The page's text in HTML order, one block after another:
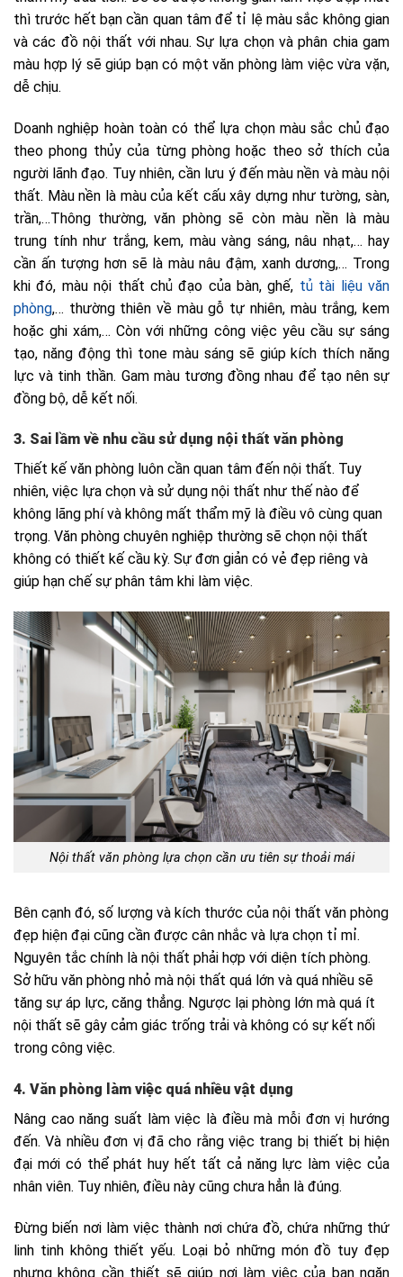
thì trước hết bạn cần quan tâm để tỉ lệ màu sắc không gian
và các đồ nội thất với nhau. Sự lựa chọn và phân chia gam
màu hợp lý sẽ giúp bạn có một văn phòng làm việc vừa vặn,
dễ chịu.
Doanh nghiệp hoàn toàn có thể lựa chọn màu sắc chủ đạo
theo phong thủy của từng phòng hoặc theo sở thích của
người lãnh đạo. Tuy nhiên, cần lưu ý đến màu nền và màu nội
thất. Màu nền là màu của kết cấu xây dựng như tường, sàn,
trần,…Thông thường, văn phòng sẽ còn màu nền là màu
trung tính như trắng, kem, màu vàng sáng, nâu nhạt,… hay
cần ấn tượng hơn sẽ là màu nâu đậm, xanh dương,… Trong
khi đó, màu nội thất chủ đạo của bàn, ghế, tủ tài liệu văn
phòng,… thường thiên về màu gỗ tự nhiên, màu trắng, kem
hoặc ghi xám,… Còn với những công việc yêu cầu sự sáng
tạo, năng động thì tone màu sáng sẽ giúp kích thích năng
lực và tinh thần. Gam màu tương đồng nhau để tạo nên sự
đồng bộ, dễ kết nối.
3. Sai lầm về nhu cầu sử dụng nội thất văn phòng
Thiết kế văn phòng luôn cần quan tâm đến nội thất. Tuy
nhiên, việc lựa chọn và sử dụng nội thất như thế nào để
không lãng phí và không mất thẩm mỹ là điều vô cùng quan
trọng. Văn phòng chuyên nghiệp thường sẽ chọn nội thất
không có thiết kế cầu kỳ. Sự đơn giản có vẻ đẹp riêng và
giúp hạn chế sự phân tâm khi làm việc.
Nội thất văn phòng lựa chọn cần ưu tiên sự thoải mái
Bên cạnh đó, số lượng và kích thước của nội thất văn phòng
đẹp hiện đại cũng cần được cân nhắc và lựa chọn tỉ mỉ.
Nguyên tắc chính là nội thất phải hợp với diện tích phòng.
Sở hữu văn phòng nhỏ mà nội thất quá lớn và quá nhiều sẽ
tăng sự áp lực, căng thẳng. Ngược lại phòng lớn mà quá ít
nội thất sẽ gây cảm giác trống trải và không có sự kết nối
trong công việc.
4. Văn phòng làm việc quá nhiều vật dụng
Nâng cao năng suất làm việc là điều mà mỗi đơn vị hướng
đến. Và nhiều đơn vị đã cho rằng việc trang bị thiết bị hiện
đại mới có thể phát huy hết tất cả năng lực làm việc của
nhân viên. Tuy nhiên, điều này cũng chưa hẳn là đúng.
Đừng biến nơi làm việc thành nơi chứa đồ, chứa những thứ
linh tinh không thiết yếu. Loại bỏ những món đồ tuy đẹp
nhưng không cần thiết sẽ giúp nơi làm việc của bạn ngăn